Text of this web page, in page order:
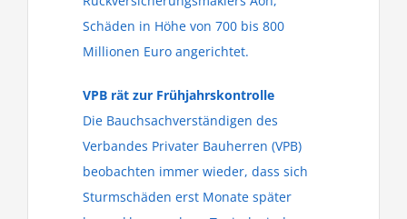
Schäden in Höhe von 700 bis 800
Millionen Euro angerichtet.
VPB rät zur Frühjahrskontrolle
Die Bauchsachverständigen des
Verbandes Privater Bauherren (VPB)
beobachten immer wieder, dass sich
Sturmschäden erst Monate später